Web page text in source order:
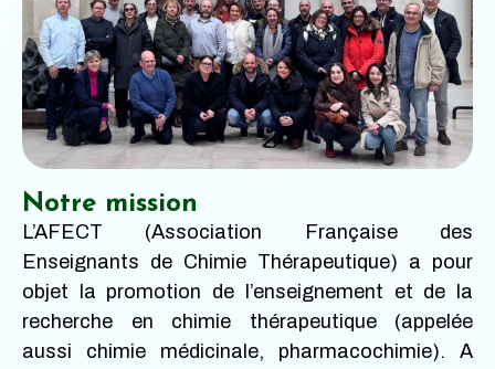
Notre mission
L’AFECT (Association Française des
Enseignants de Chimie Thérapeutique) a pour
objet la promotion de l’enseignement et de la
recherche en chimie thérapeutique (appelée
aussi chimie médicinale, pharmacochimie). A